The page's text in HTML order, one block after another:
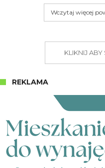
Wczytaj więcej
KLIKNIJ
REKLAMA